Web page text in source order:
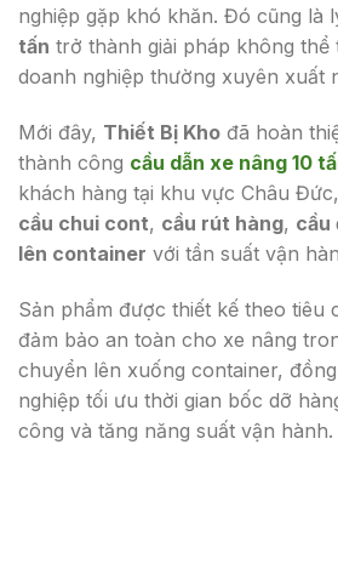
nghiệp gặp khó khăn. Đó cũng là
tấn trở thành giải pháp không thể
doanh nghiệp thường xuyên xuất
Mới đây, Thiết Bị Kho đã hoàn
thành công cầu dẫn xe nâng 10
khách hàng tại khu vực Châu
cầu chui cont, cầu rút hàng, cầu
lên container với tần suất vận
Sản phẩm được thiết kế theo tiêu
đảm bảo an toàn cho xe nâng
chuyển lên xuống container,
nghiệp tối ưu thời gian bốc dỡ
công và tăng năng suất vận hành.